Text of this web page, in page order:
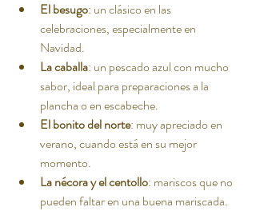
El besugo: un clásico en las
celebraciones, especialmente en
Navidad.
La caballa: un pescado azul con mucho
sabor, ideal para preparaciones a la
plancha o en escabeche.
El bonito del norte: muy apreciado en
verano, cuando está en su mejor
momento.
La nécora y el centollo: mariscos que no
pueden faltar en una buena mariscada.